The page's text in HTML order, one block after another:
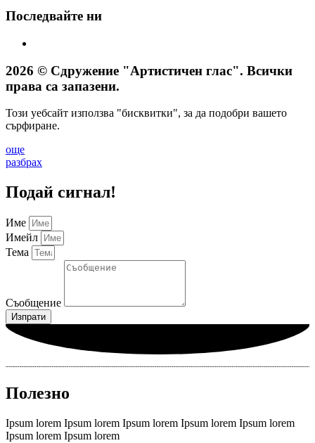
Последвайте ни
2026 © Сдружение "Артистичен глас". Всички
права са запазени.
Този уебсайт използва "бисквитки", за да подобри вашето
сърфиране.
още
разбрах
Подай сигнал!
Име
Имейл
Тема
Съобщение
Изпрати
Полезно
Ipsum lorem Ipsum lorem Ipsum lorem Ipsum lorem Ipsum lorem
Ipsum lorem Ipsum lorem